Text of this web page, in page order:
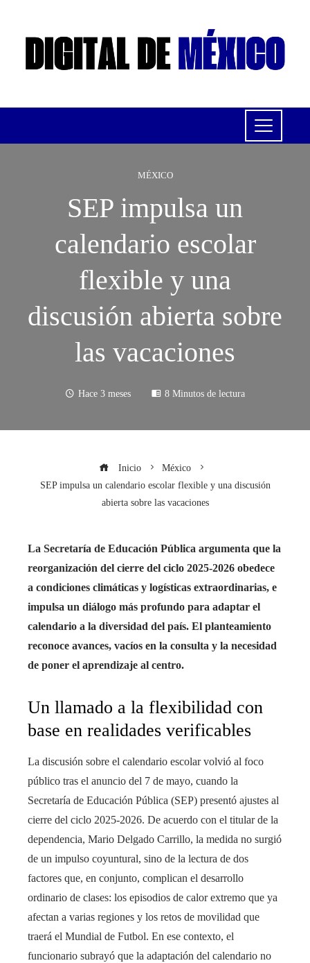
MÉXICO
SEP impulsa un
calendario escolar
flexible y una
discusión abierta sobre
las vacaciones
Hace 3 meses 8 Minutos de lectura
Inicio
México
SEP impulsa un calendario escolar flexible y una discusión
abierta sobre las vacaciones
La Secretaría de Educación Pública argumenta que la
reorganización del cierre del ciclo 2025-2026 obedece
a condiciones climáticas y logísticas extraordinarias, e
impulsa un diálogo más profundo para adaptar el
calendario a la diversidad del país. El planteamiento
reconoce avances, vacíos en la consulta y la necesidad
de poner el aprendizaje al centro.
Un llamado a la flexibilidad con
base en realidades verificables
La discusión sobre el calendario escolar volvió al foco
público tras el anuncio del 7 de mayo, cuando la
Secretaría de Educación Pública (SEP) presentó ajustes al
cierre del ciclo 2025-2026. De acuerdo con el titular de la
dependencia, Mario Delgado Carrillo, la medida no surgió
de un impulso coyuntural, sino de la lectura de dos
factores que, en conjunto, complican el desarrollo
ordinario de clases: los episodios de calor extremo que ya
afectan a varias regiones y los retos de movilidad que
traerá el Mundial de Futbol. En ese contexto, el
funcionario subrayó que la adaptación del calendario no